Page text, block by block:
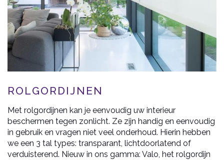
ROLGORDIJNEN
Met rolgordijnen kan je eenvoudig uw interieur
beschermen tegen zonlicht. Ze zijn handig en eenvoudig
in gebruik en vragen niet veel onderhoud. Hierin hebben
we een 3 tal types: transparant, lichtdoorlatend of
verduisterend. Nieuw in ons gamma: Valo, het rolgordijn